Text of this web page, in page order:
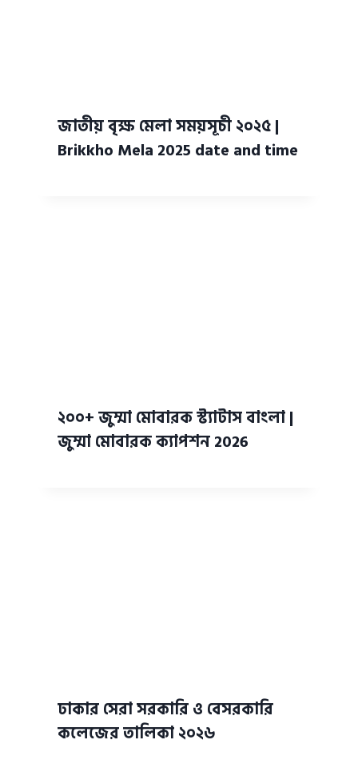
জাতীয় বৃক্ষ মেলা সময়সূচী ২০২৫ |
Brikkho Mela 2025 date and time
২০০+ জুম্মা মোবারক স্ট্যাটাস বাংলা |
জুম্মা মোবারক ক্যাপশন 2026
ঢাকার সেরা সরকারি ও বেসরকারি
কলেজের তালিকা ২০২৬